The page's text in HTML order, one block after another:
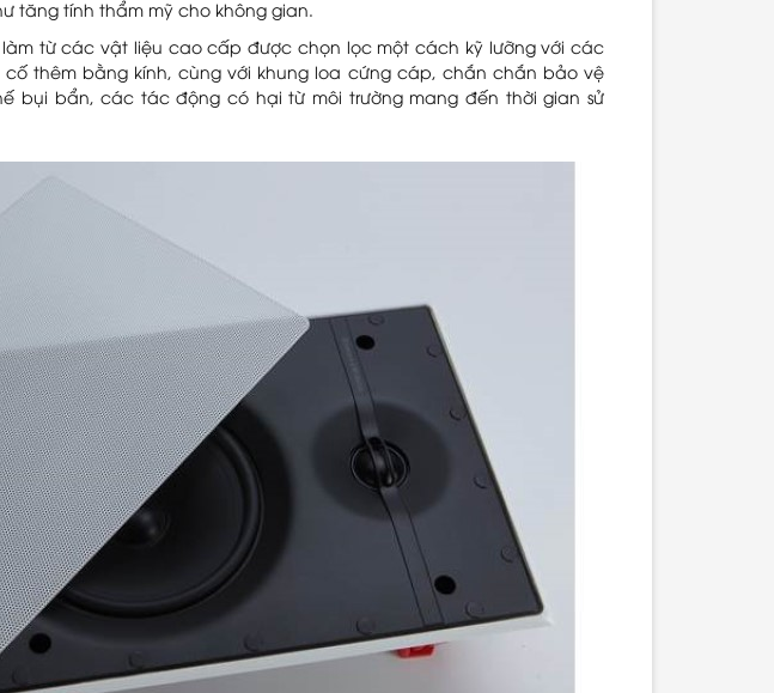
tăng tính thẩm mỹ cho không gian.
làm từ các vật liệu cao cấp được chọn lọc một cách kỹ lưỡng với các
thêm bằng kính, cùng với khung loa cứng cáp, chắn chắn bảo vệ
bụi bẩn, các tác động có hại từ môi trường mang đến thời gian sử